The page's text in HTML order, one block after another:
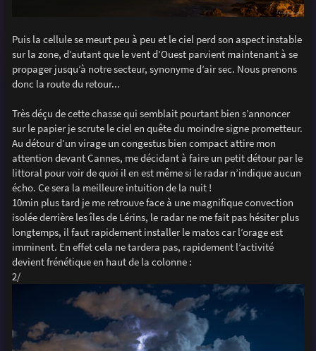
Puis la cellule se meurt peu à peu et le ciel perd son aspect instable
sur la zone, d’autant que le vent d’Ouest parvient maintenant à se
propager jusqu’à notre secteur, synonyme d’air sec. Nous prenons
donc la route du retour...
Très déçu de cette chasse qui semblait pourtant bien s’annoncer
sur le papier je scrute le ciel en quête du moindre signe prometteur.
Au détour d’un virage un congestus bien compact attire mon
attention devant Cannes, me décidant à faire un petit détour par le
littoral pour voir de quoi il en est même si le radar n’indique aucun
écho. Ce sera la meilleure intuition de la nuit !
10min plus tard je me retrouve face à une magnifique convection
isolée derrière les îles de Lérins, le radar ne me fait pas hésiter plus
longtemps, il faut rapidement installer le matos car l’orage est
imminent. En effet cela ne tardera pas, rapidement l’activité
devient frénétique en haut de la colonne :
2/